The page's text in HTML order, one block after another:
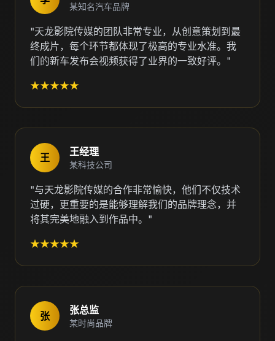
某知名汽车品牌
"天龙影院传媒的团队非常专业，从创意策划到最
终成片，每个环节都体现了极高的专业水准。我
们的新车发布会视频获得了业界的一致好评。"
★★★★★
王 王经理
某科技公司
"与天龙影院传媒的合作非常愉快，他们不仅技术
过硬，更重要的是能够理解我们的品牌理念，并
将其完美地融入到作品中。"
★★★★★
张 张总监
某时尚品牌